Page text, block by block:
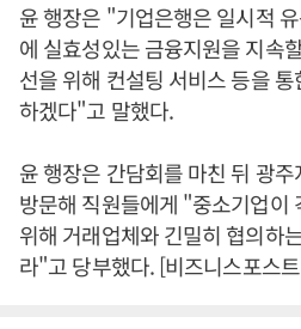
윤 행장은 "기업은행은 일시적
에 실효성있는 금융지원을 지속
선을 위해 컨설팅 서비스 등을
하겠다"고 말했다.
윤 행장은 간담회를 마친 뒤 광
방문해 직원들에게 "중소기업이
위해 거래업체와 긴밀히 협의하
라"고 당부했다. [비즈니스포스